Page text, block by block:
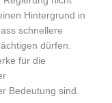
Hintergrund in
schnellere
dürfen.
für die
Bedeutung sind.